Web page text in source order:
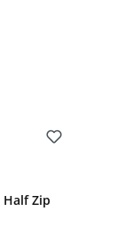
Zip